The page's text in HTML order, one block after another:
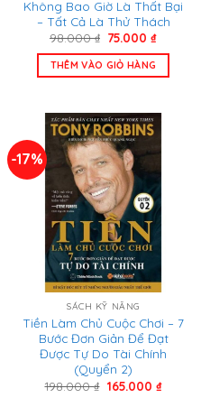
Không Bao Giờ Là Thất Bại
– Tất Cả Là Thử Thách
98.000₫ Giá
là:
98.000 ₫.
75.000₫Giá
tại
THÊM VÀO GIỎ HÀNG
-17%
SÁCH KỸ NĂNG
Tiền Làm Chủ Cuộc Chơi – 7
Bước Đơn Giản Để Đạt
Được Tự Do Tài Chính
(Quyển 2)
198.000₫ Giá
165.000 ₫Giá